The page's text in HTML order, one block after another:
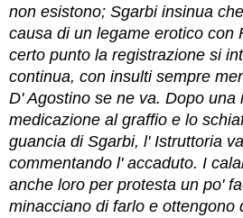
non esistono; Sgarbi insinua
causa di un legame erotico con
certo punto la registrazione si
continua, con insulti sempre
D' Agostino se ne va. Dopo una
medicazione al graffio e lo
guancia di Sgarbi, l' Istruttoria
commentando l' accaduto. I
anche loro per protesta un po'
minacciano di farlo e ottengono